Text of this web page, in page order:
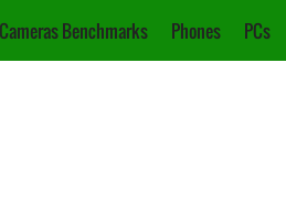
Cameras Benchmarks Phones PCs